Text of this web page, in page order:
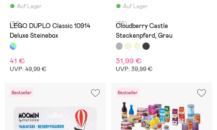
Auf Lager
(58)
LEGO DUPLO Classic 10914
Deluxe Steinebox
41 €
UVP: 49,99 €
Auf Lager
(55)
Cloudberry Castle
Steckenpferd, Grau
31,99 €
UVP: 39,99 €
Bestseller Bestseller